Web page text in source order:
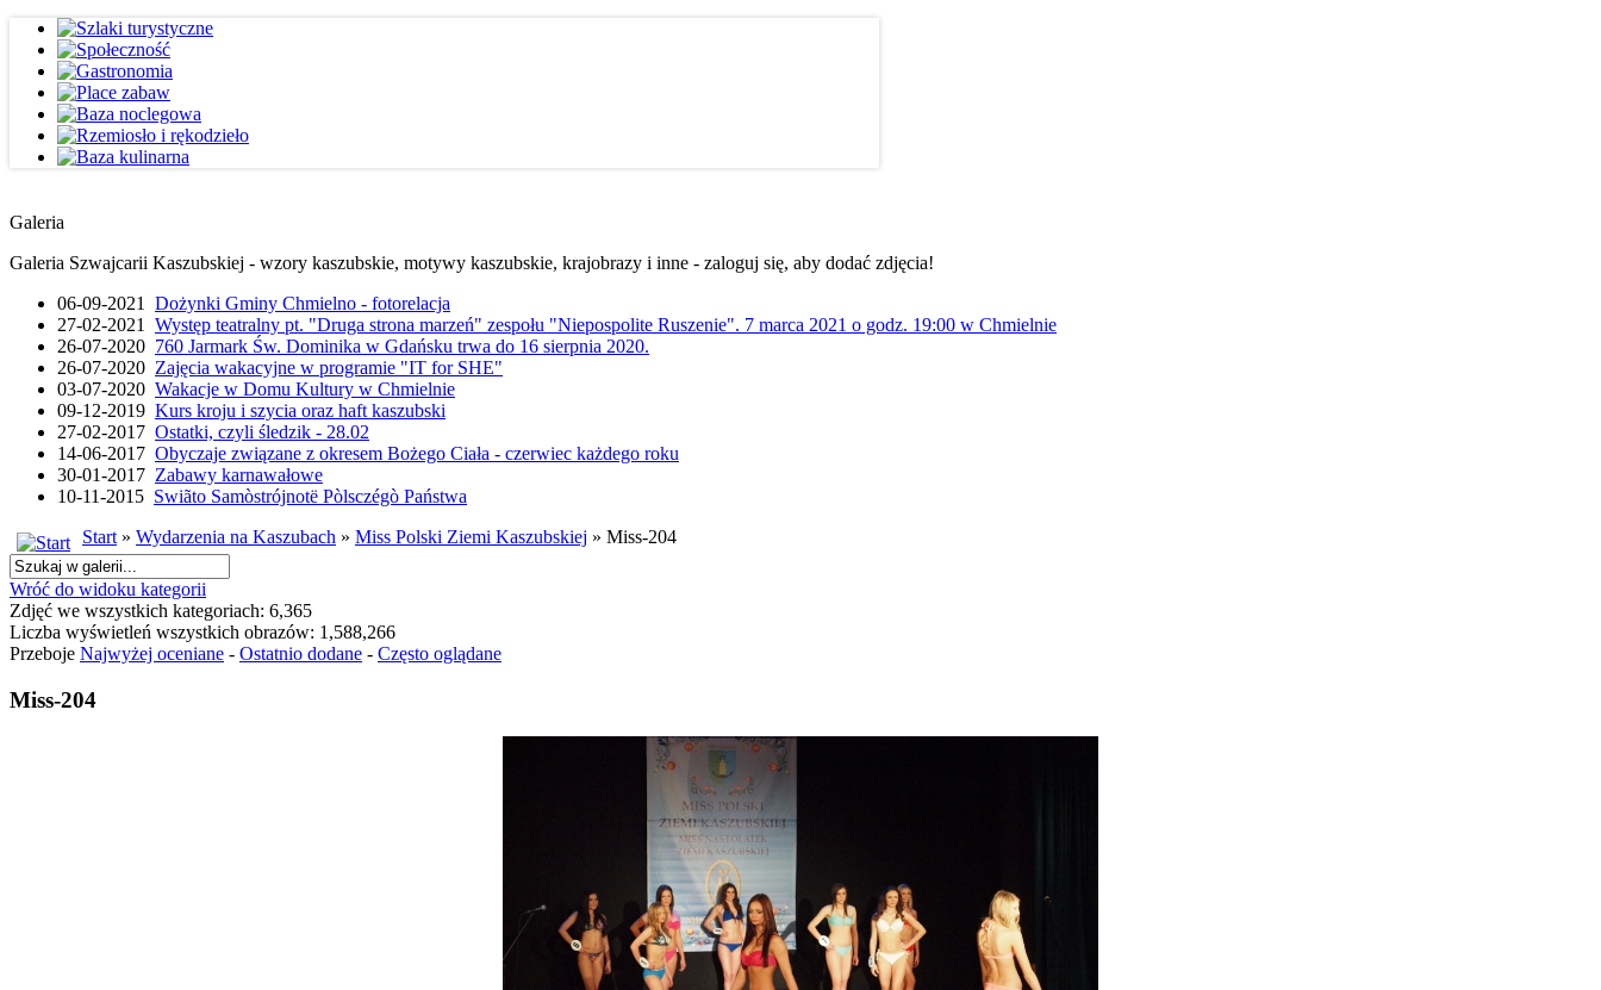
Galeria
Galeria Szwajcarii Kaszubskiej - wzory kaszubskie, motywy kaszubskie, krajobrazy i inne - zaloguj się, aby dodać zdjęcia!
06-09-2021 Dożynki Gminy Chmielno - fotorelacja
27-02-2021 Występ teatralny pt. "Druga strona marzeń" zespołu "Niepospolite Ruszenie". 7 marca 2021 o godz. 19:00 w Chmielnie
26-07-2020 760 Jarmark Św. Dominika w Gdańsku trwa do 16 sierpnia 2020.
26-07-2020 Zajęcia wakacyjne w programie "IT for SHE"
03-07-2020 Wakacje w Domu Kultury w Chmielnie
09-12-2019 Kurs kroju i szycia oraz haft kaszubski
27-02-2017 Ostatki, czyli śledzik - 28.02
14-06-2017 Obyczaje związane z okresem Bożego Ciała - czerwiec każdego roku
30-01-2017 Zabawy karnawałowe
10-11-2015 Swiãto Samòstrójnotë Pòlsczégò Państwa
Start» Wydarzenia na Kaszubach » Miss Polski Ziemi Kaszubskiej » Miss-204
Wróć do widoku kategorii
Zdjęć we wszystkich kategoriach: 6,365
Liczba wyświetleń wszystkich obrazów: 1,588,266
Przeboje Najwyżej oceniane - Ostatnio dodane - Często oglądane
Miss-204